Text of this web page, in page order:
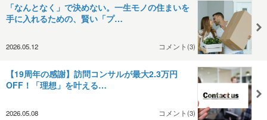
「なんとなく」で決めない。一生モノの住まいを
手に入れるための、賢い「プ…
2026.05.12 コメント(3)
【19周年の感謝】訪問コンサルが最大2.3万円
OFF！「理想」を叶える…
2026.05.08 コメント(3)